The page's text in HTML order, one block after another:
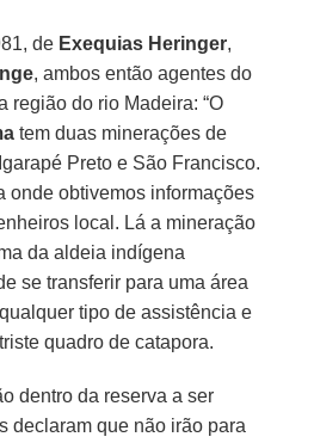
de Exequias Heringer,
, ambos então agentes do
região do rio Madeira: “O
tem duas minerações de
Preto e São Francisco.
onde obtivemos informações
local. Lá a mineração
da aldeia indígena
se transferir para uma área
tipo de assistência e
quadro de catapora.
dentro da reserva a ser
declaram que não irão para